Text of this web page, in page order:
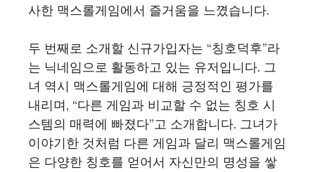
사한 맥스롤게임에서 즐거움을 느꼈습니다.
두 번째로 소개할 신규가입자는 “칭호덕후”라
는 닉네임으로 활동하고 있는 유저입니다. 그
녀 역시 맥스롤게임에 대해 긍정적인 평가를
내리며, “다른 게임과 비교할 수 없는 칭호 시
스템의 매력에 빠졌다”고 소개합니다. 그녀가
이야기한 것처럼 다른 게임과 달리 맥스롤게임
은 다양한 칭호를 얻어서 자신만의 명성을 쌓